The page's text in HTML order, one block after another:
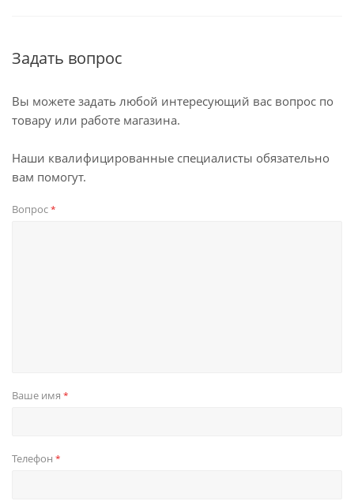
Задать вопрос
Вы можете задать любой интересующий вас вопрос по
товару или работе магазина.
Наши квалифицированные специалисты обязательно
вам помогут.
Вопрос*
Ваше имя *
Телефон *